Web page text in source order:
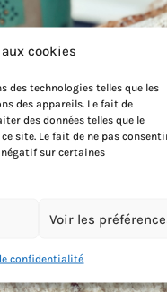
cookies
des technologies telles que les
des appareils. Le fait de
des données telles que le
site. Le fait de ne pas
sur certaines
Voir les
confidentialité